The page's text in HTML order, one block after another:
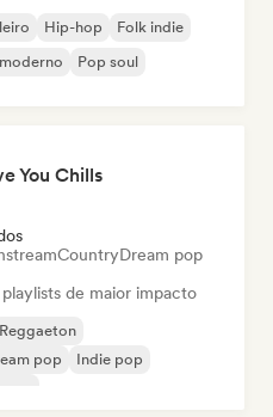
Hip-hop
Folk indie
Pop soul
You Chills
CountryDream pop
de maior impacto
Reggaeton
pop
Indie pop